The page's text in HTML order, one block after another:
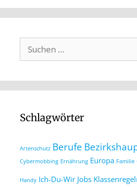
Schlagwörter
Artenschutz Berufe
Cybermobbing Ernährung Europa Familie
Handy Ich-Du-Wir Jobs